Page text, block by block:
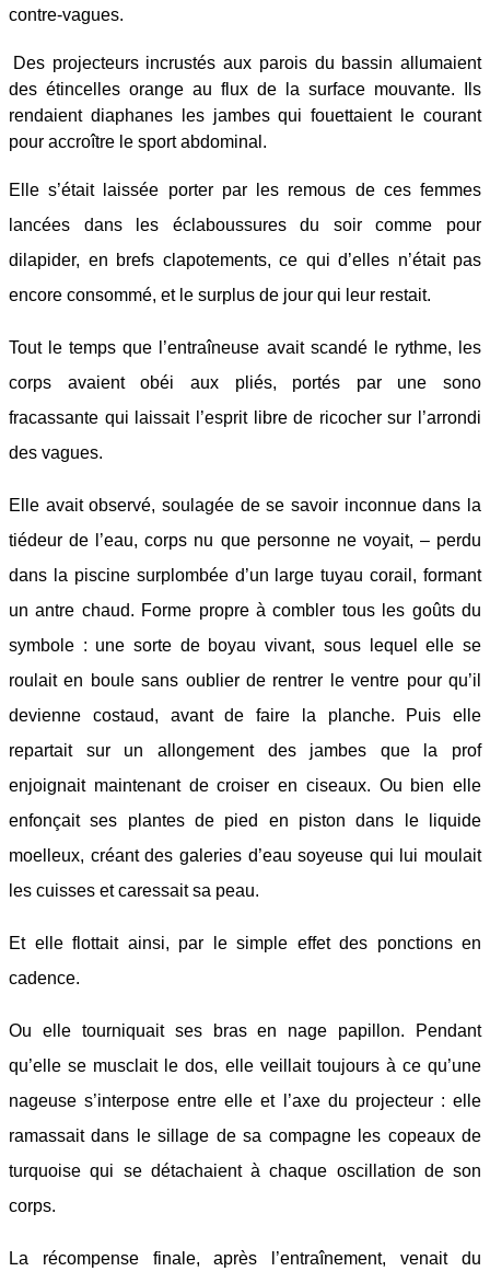
contre-vagues.
Des projecteurs incrustés aux parois du bassin allumaient
des étincelles orange au flux de la surface mouvante. Ils
rendaient diaphanes les jambes qui fouettaient le courant
pour accroître le sport abdominal.
Elle s’était laissée porter par les remous de ces femmes
lancées dans les éclaboussures du soir comme pour
dilapider, en brefs clapotements, ce qui d’elles n’était pas
encore consommé, et le surplus de jour qui leur restait.
Tout le temps que l’entraîneuse avait scandé le rythme, les
corps avaient obéi aux pliés, portés par une sono
fracassante qui laissait l’esprit libre de ricocher sur l’arrondi
des vagues.
Elle avait observé, soulagée de se savoir inconnue dans la
tiédeur de l’eau, corps nu que personne ne voyait, – perdu
dans la piscine surplombée d’un large tuyau corail, formant
un antre chaud. Forme propre à combler tous les goûts du
symbole : une sorte de boyau vivant, sous lequel elle se
roulait en boule sans oublier de rentrer le ventre pour qu’il
devienne costaud, avant de faire la planche. Puis elle
repartait sur un allongement des jambes que la prof
enjoignait maintenant de croiser en ciseaux. Ou bien elle
enfonçait ses plantes de pied en piston dans le liquide
moelleux, créant des galeries d’eau soyeuse qui lui moulait
les cuisses et caressait sa peau.
Et elle flottait ainsi, par le simple effet des ponctions en
cadence.
Ou elle tourniquait ses bras en nage papillon. Pendant
qu’elle se musclait le dos, elle veillait toujours à ce qu’une
nageuse s’interpose entre elle et l’axe du projecteur : elle
ramassait dans le sillage de sa compagne les copeaux de
turquoise qui se détachaient à chaque oscillation de son
corps.
La récompense finale, après l’entraînement, venait du